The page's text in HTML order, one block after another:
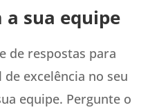
a sua equipe
de respostas para
excelência no seu
equipe. Pergunte o